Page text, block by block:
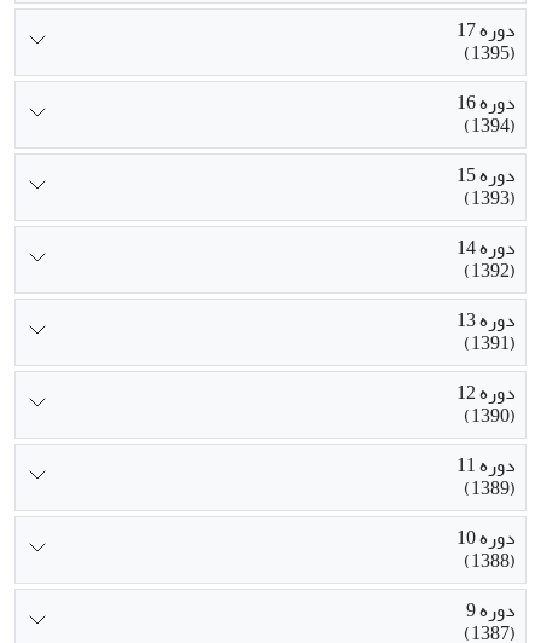
دوره 17
(1395)
دوره 16
(1394)
دوره 15
(1393)
دوره 14
(1392)
دوره 13
(1391)
دوره 12
(1390)
دوره 11
(1389)
دوره 10
(1388)
دوره 9
(1387)